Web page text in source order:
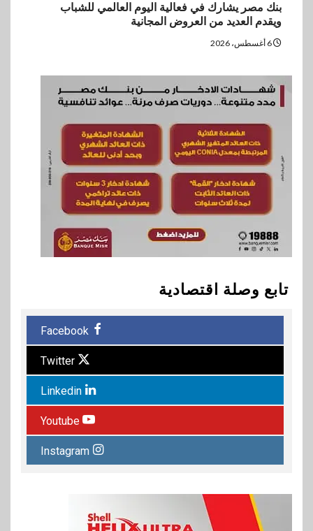
بنك مصر يشارك في فعالية اليوم العالمي للشباب
ويقدم العديد من العروض المجانية
تابع وصلة اقتصادية
Facebook
Twitter
Linkedin
Youtube
Instagram